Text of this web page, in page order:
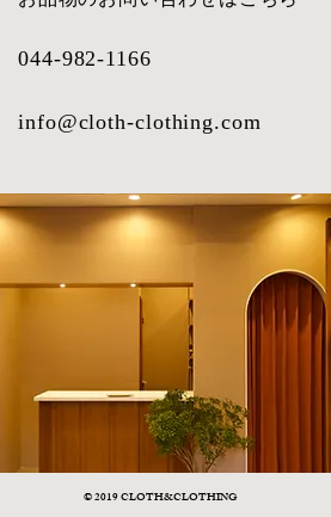
044-982-1166
info@cloth-clothing.com
© 2019 CLOTH&CLOTHING